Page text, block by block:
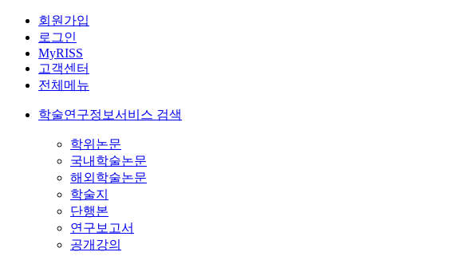
회원가입
로그인
MyRISS
고객센터
전체메뉴
학술연구정보서비스 검색
학위논문
국내학술논문
해외학술논문
학술지
단행본
연구보고서
공개강의